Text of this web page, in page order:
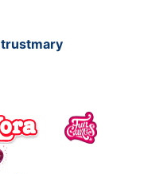
trustmary